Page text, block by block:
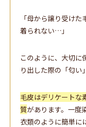
「母から譲り受け
着られない…」
このように、大切に
り出した際の「匂い
毛皮はデリケートな
質があります。一度
衣類のように簡単に